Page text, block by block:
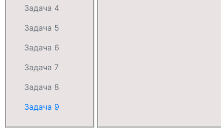
Задача 4
Задача 5
Задача 6
Задача 7
Задача 8
Задача 9